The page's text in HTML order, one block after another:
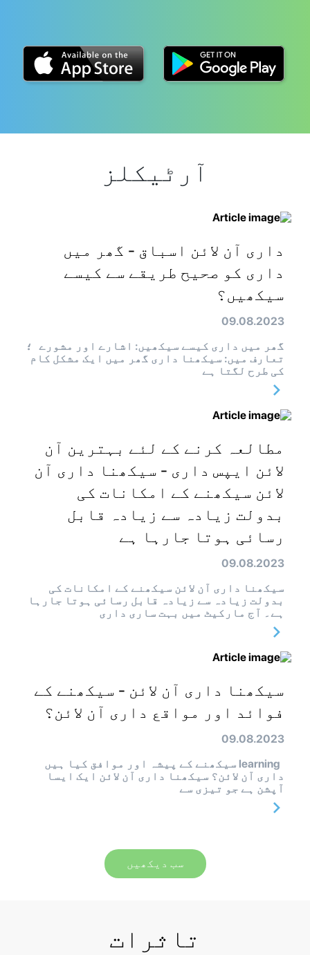
آرٹیکلز
داری آن لائن اسباق - گھر میں
داری کو صحیح طریقے سے کیسے
سیکھیں؟
09.08.2023
گھر میں داری کیسے سیکھیں: اشارے اور مشورے ؛
تعارف میں: سیکھنا داری گھر میں ایک مشکل کام
کی طرح لگتا ہے
مطالعہ کرنے کے لئے بہترین آن
لائن ایپس داری - سیکھنا داری آن
لائن سیکھنے کے امکانات کی
بدولت زیادہ سے زیادہ قابل
رسائی ہوتا جارہا ہے
09.08.2023
سیکھنا داری آن لائن سیکھنے کے امکانات کی
بدولت زیادہ سے زیادہ قابل رسائی ہوتا جارہا
ہے۔ آج مارکیٹ میں بہت ساری داری
سیکھنا داری آن لائن - سیکھنے کے
فوائد اور مواقع داری آن لائن؟
09.08.2023
learning سیکھنے کے پیشہ اور موافق کیا ہیں
داری آن لائن؟ سیکھنا داری آن لائن ایک ایسا
آپشن ہے جو تیزی سے
سب دیکھیں
تاثرات